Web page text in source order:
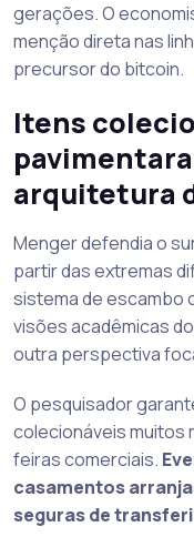
gerações. O
menção direta nas
precursor do bitcoin.
Itens
arquitetura
Menger defendia o
partir das extremas
sistema de escambo
visões acadêmicas
outra perspectiva
O pesquisador
colecionáveis muitos
feiras comerciais.
casamentos
seguras de